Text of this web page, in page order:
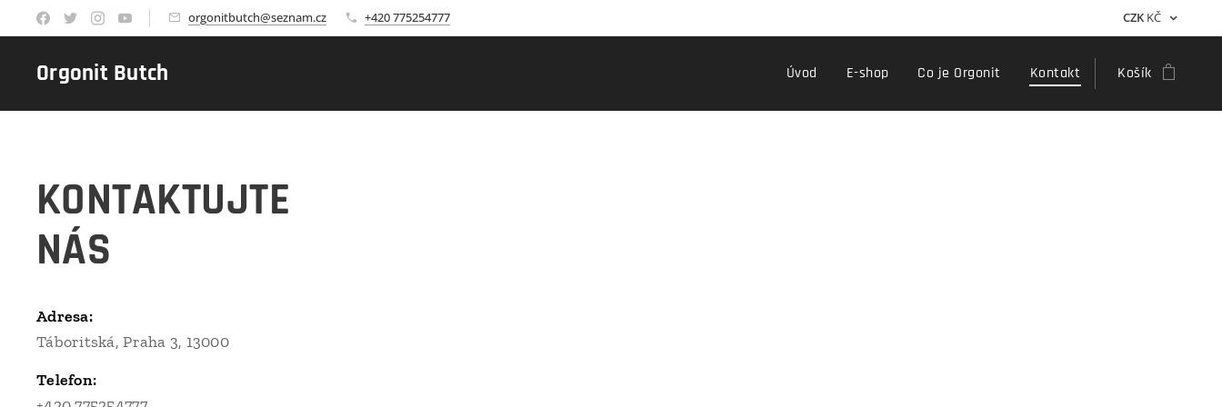
orgonitbutch@seznam.cz +420 775254777 CZK KČ
Orgonit Butch Úvod E-shop Co je Orgonit Kontakt Košík
KONTAKTUJTE
NÁS
Adresa:
Táboritská, Praha 3, 13000
Telefon: